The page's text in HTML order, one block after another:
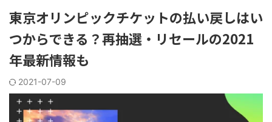
東京オリンピックチケットの払い戻しはい
つからできる？再抽選・リセールの2021
年最新情報も
2021-07-09